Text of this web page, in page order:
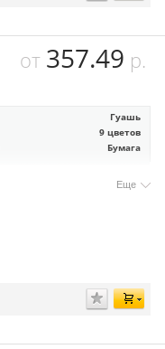
от 357.49 р.
Гуашь
9 цветов
Бумага
Еще